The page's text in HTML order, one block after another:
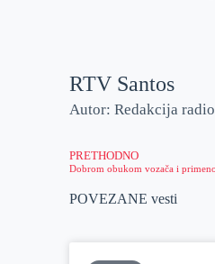
RTV Santos
Autor: Redakcija
PRETHODNO
POVEZANE vesti